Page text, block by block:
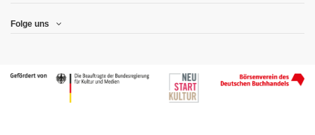
Folge uns